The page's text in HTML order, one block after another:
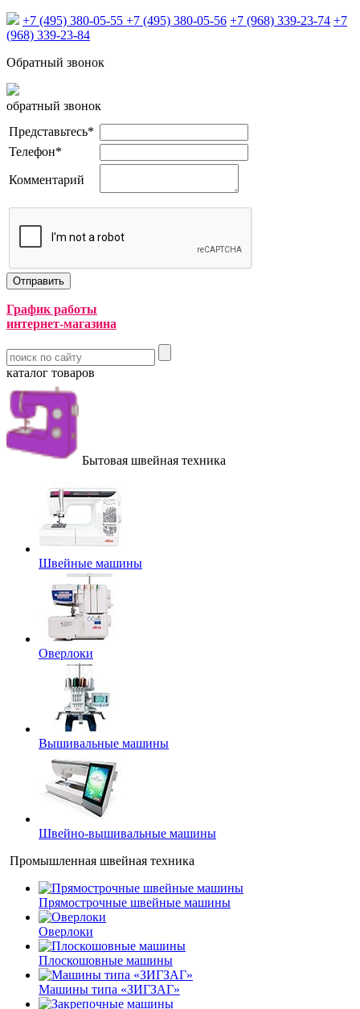
+7 (495) 380-05-55 +7 (495) 380-05-56 +7 (968) 339-23-74 +7
(968) 339-23-84
Обратный звонок
обратный звонок
Представьтесь*
Телефон*
Комментарий
График работы
интернет-магазина
каталог товаров
Бытовая швейная техника
Швейные машины
Оверлоки
Вышивальные машины
Швейно-вышивальные машины
Промышленная швейная техника
Прямострочные швейные машины
Оверлоки
Плоскошовные машины
Машины типа «ЗИГЗАГ»